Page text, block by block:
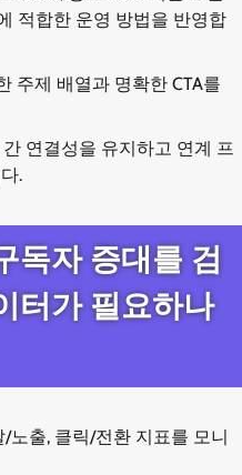
적합한 운영 방법을 반영합
주제 배열과 명확한 CTA를
연결성을 유지하고 연계 프
.
독자 증대를 검
터가 필요하나
노출, 클릭/전환 지표를 모니